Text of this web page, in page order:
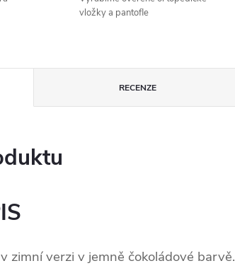
vložky a pantofle
RECENZE
zimní verzi v jemně čokoládové barvě.